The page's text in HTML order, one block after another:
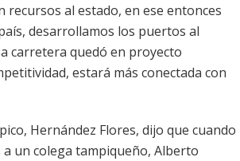
al estado, en ese entonces
desarrollamos los puertos al
carretera quedó en proyecto
estará más conectada con
Hernández Flores, dijo que cuando
un colega tampiqueño, Alberto